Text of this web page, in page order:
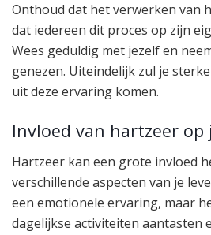
Onthoud dat het verwerken van
dat iedereen dit proces op zijn
Wees geduldig met jezelf en
genezen. Uiteindelijk zul je
uit deze ervaring komen.
Invloed van hartzeer op
Hartzeer kan een grote invloed
verschillende aspecten van je
een emotionele ervaring, maar
dagelijkse activiteiten aantasten